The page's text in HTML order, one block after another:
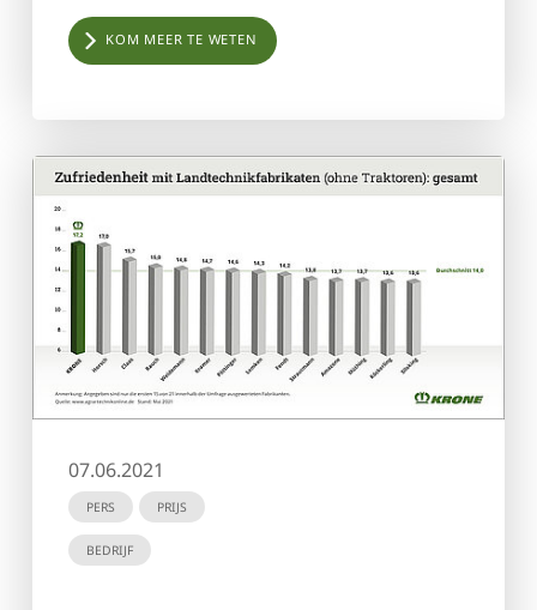
KOM MEER TE WETEN
07.06.2021
PERS PRIJS
BEDRIJF